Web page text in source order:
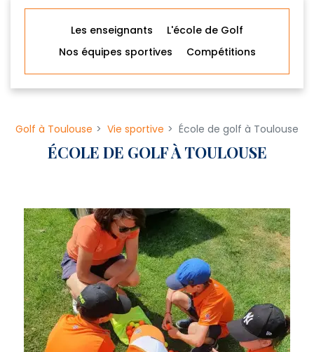
Les enseignants
L'école de Golf
Nos équipes sportives
Compétitions
Golf à Toulouse Vie sportive École de golf à Toulouse
ÉCOLE DE GOLF À TOULOUSE